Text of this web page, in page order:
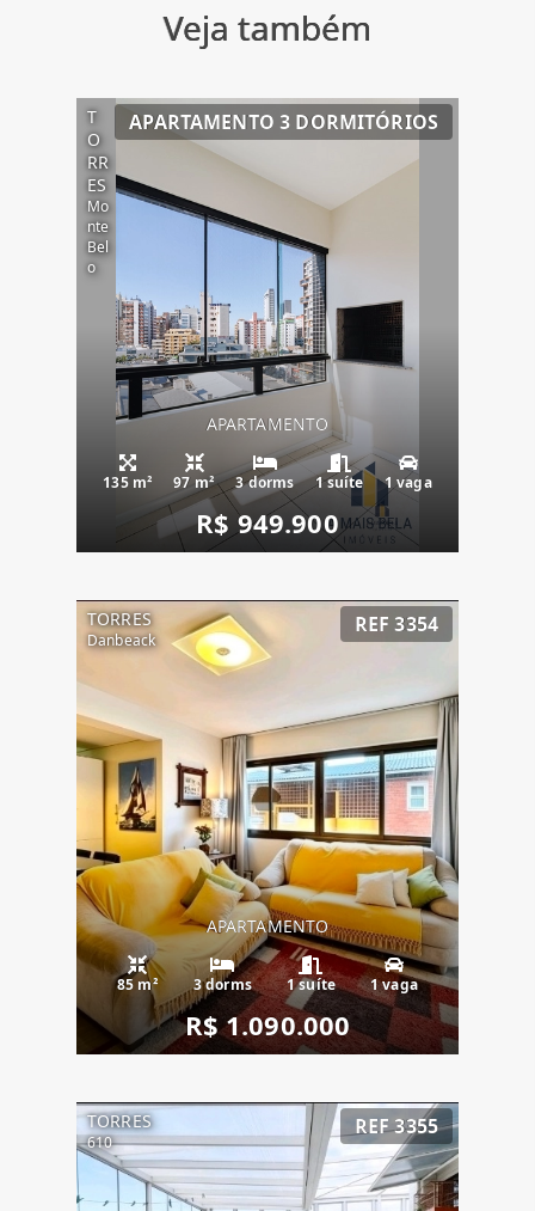
Veja também
T
O
RR
ES
Mo
nte
Bel
o
APARTAMENTO 3 DORMITÓRIOS
APARTAMENTO
135 m² 97 m² 3 dorms 1 suíte 1 vaga
R$ 949.900
TORRES
Danbeack
REF 3354
APARTAMENTO
85 m² 3 dorms 1 suíte 1 vaga
R$ 1.090.000
TORRES
610
REF 3355